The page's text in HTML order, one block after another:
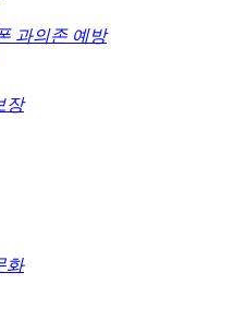
과의존 예방
장
화